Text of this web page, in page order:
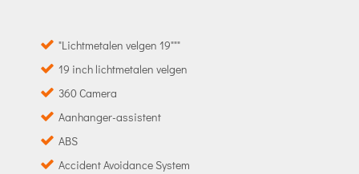
"Lichtmetalen velgen 19"""
19 inch lichtmetalen velgen
360 Camera
Aanhanger-assistent
ABS
Accident Avoidance System